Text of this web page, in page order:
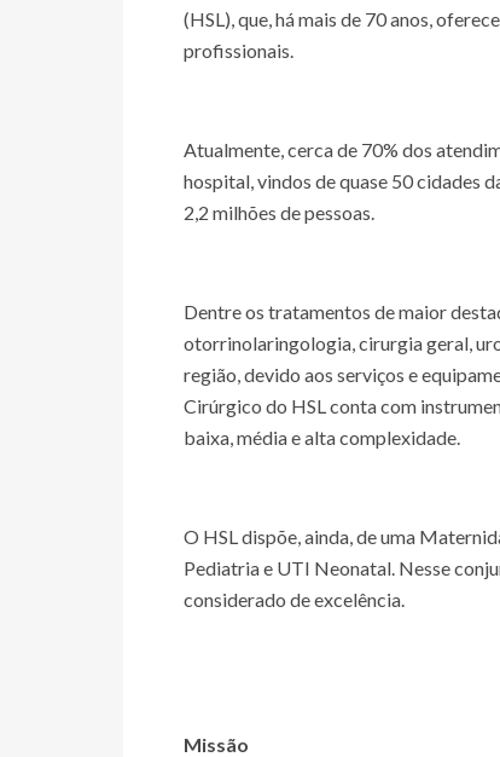
(HSL), que, há mais de 70 anos,
profissionais.
Atualmente, cerca de 70% dos
hospital, vindos de quase 50 cidades
2,2 milhões de pessoas.
Dentre os tratamentos de maior
otorrinolaringologia, cirurgia geral,
região, devido aos serviços e
Cirúrgico do HSL conta com
baixa, média e alta complexidade.
O HSL dispõe, ainda, de uma
Pediatria e UTI Neonatal. Nesse
considerado de excelência.
Missão